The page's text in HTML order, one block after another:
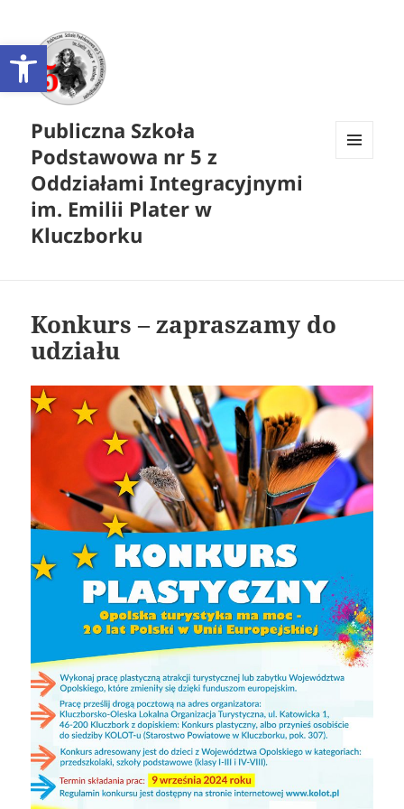
Otwórz pasek narzędzi
Publiczna Szkoła
Podstawowa nr 5 z
Oddziałami Integracyjnymi
im. Emilii Plater w
Kluczborku
Konkurs – zapraszamy do
udziału